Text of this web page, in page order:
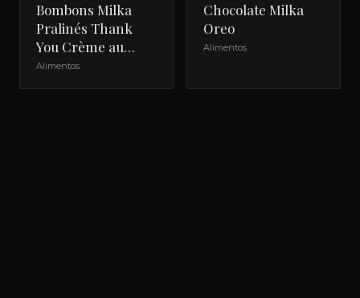
Bombons Milka
Pralinés Thank
You Crème au
Cacao
Alimentos
Chocolate Milka
Oreo
Alimentos